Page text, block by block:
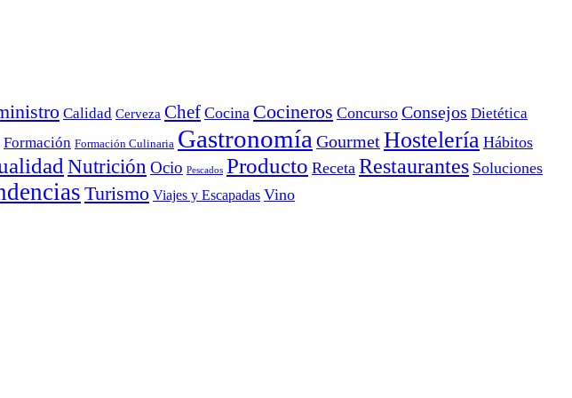
Calidad Cerveza Chef Cocina Cocineros Concurso Consejos Dietética
Formación Formación Culinaria Gastronomía GourmetHostelería Hábitos
Nutrición Ocio Pescados Producto Receta Restaurantes Soluciones
Turismo Viajes y Escapadas Vino